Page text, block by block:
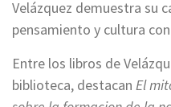
Velázquez demuestra su
pensamiento y cultura
Entre los libros de
biblioteca, destacan El